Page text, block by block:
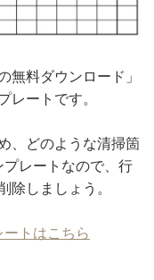
無料ダウンロード」
レートです。
、どのような清掃箇
レートなので、行
除しましょう。
トはこちら